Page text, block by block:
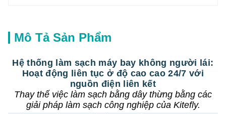
Mô Tả Sản Phẩm
Hệ thống làm sạch máy bay không người lái:
Hoạt động liên tục ở độ cao cao 24/7 với
nguồn điện liên kết
Thay thế việc làm sạch bằng dây thừng bằng các
giải pháp làm sạch công nghiệp của Kitefly.